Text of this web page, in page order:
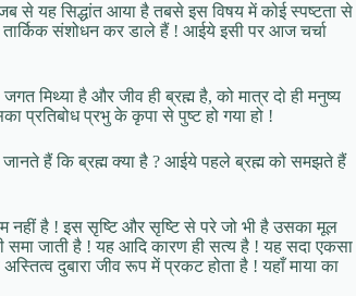
से यह सिद्धांत आया है तबसे इस विषय में कोई स्पष्टता से
संशोधन कर डाले हैं ! आईये इसी पर आज चर्चा
मिथ्या है और जीव ही ब्रह्म है, को मात्र दो ही मनुष्य
प्रतिबोध प्रभु के कृपा से पुष्ट हो गया हो !
हैं कि ब्रह्म क्या है ? आईये पहले ब्रह्म को समझते हैं
नहीं है ! इस सृष्टि और सृष्टि से परे जो भी है उसका मूल
समा जाती है ! यह आदि कारण ही सत्य है ! यह सदा एकसा
दुबारा जीव रूप में प्रकट होता है ! यहाँ माया का